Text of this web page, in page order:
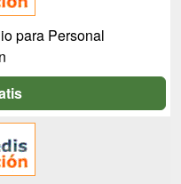
para Personal